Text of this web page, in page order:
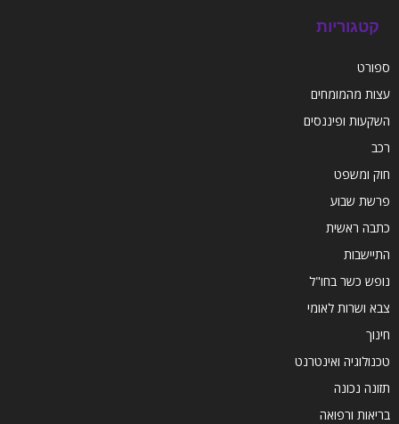
קטגוריות
ספורט
עצות מהמומחים
השקעות ופיננסים
רכב
חוק ומשפט
פרשת שבוע
כתבה ראשית
התיישבות
נופש כשר בחו"ל
צבא ושרות לאומי
חינוך
טכנולוגיה ואינטרנט
תזונה נכונה
בריאות ורפואה